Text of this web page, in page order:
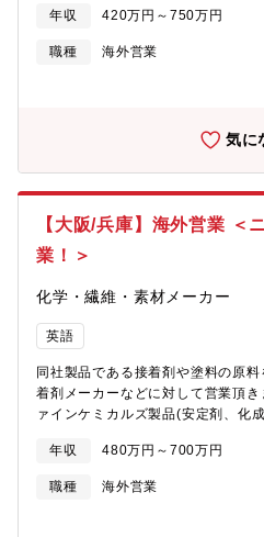
ンをとったりする機会が多く、自
る。 営業のプロフェッショナルと
働く。・複数のグループ/チームを
以外にもチャレンジが可能です。
た、多数の顧客（新規・既存）に
を引出し、今後会社として進むべ
などを立案・経営層への投げかけ
規引合先企業に訪問し、製品紹介
後のアフターフォロー（各約1週間
頂く予定です。【企業の魅力ポイ
にしかない加工技術や取り扱い製
込めています。特に、大量生産の難
ーズを頂いています。直近では、新
え続けています。また社内には年
す。【勤務地】■兵庫県西宮市中
駅・阪急「西宮北口」駅より徒歩
費支給あり※働く環境・残業平均
年収 420万円～750万円
職種
海外営業
気に
【大阪/兵庫】海外営業 ＜
業！＞
化学・繊維・素材メーカー
英語
同社製品である接着剤や塗料の原
着剤メーカーなどに対して営業頂
ァインケミカルズ製品(安定剤、化
ます。(新規2割・既存8割)・提案
カー、プラスチックメーカー等・
中心でサンプル品を出したり、商
合わせに対応していきます。・海
年収 480万円～700万円
職種
海外営業